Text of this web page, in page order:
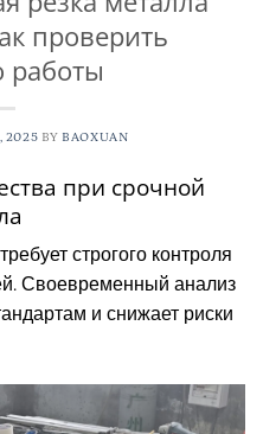
проверить
работы
2025 BY BAOXUAN
при срочной
строгого контроля
Своевременный анализ
и снижает риски